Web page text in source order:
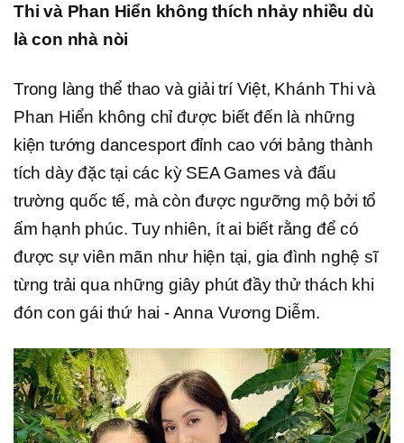
Thi và Phan Hiển không thích nhảy nhiều dù
là con nhà nòi
Trong làng thể thao và giải trí Việt, Khánh Thi và
Phan Hiển không chỉ được biết đến là những
kiện tướng dancesport đỉnh cao với bảng thành
tích dày đặc tại các kỳ SEA Games và đấu
trường quốc tế, mà còn được ngưỡng mộ bởi tổ
ấm hạnh phúc. Tuy nhiên, ít ai biết rằng để có
được sự viên mãn như hiện tại, gia đình nghệ sĩ
từng trải qua những giây phút đầy thử thách khi
đón con gái thứ hai - Anna Vương Diễm.